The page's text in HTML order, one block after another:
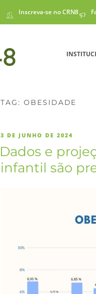
Inscreva-se no CRN8
TAG: OBESIDADE
3 DE JUNHO DE 2024
Dados e
infantil são